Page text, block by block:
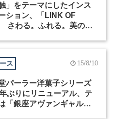
」をテーマにしたインス
ション、「LINK OF
さわる。ふれる。美の大
ス 15/8/10
パーラー洋菓子シリーズ
ぶりにリニューアル、テ
「銀座アヴァンギャル